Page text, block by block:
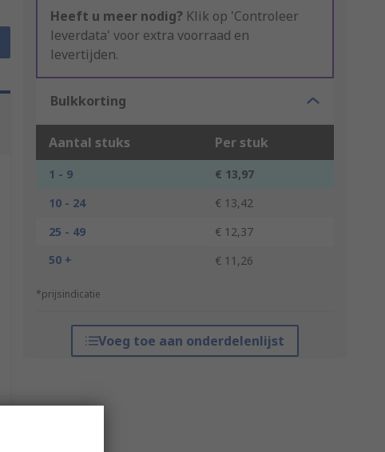
Heeft u meer nodig? Klik op 'Controleer
leverdata' voor extra voorraad en
levertijden.
Bulkkorting
Aantal stuks Per stuk
1 - 9
€ 13,97
10 - 24
€ 13,42
25 - 49
€ 12,37
50 +
€ 11,26
*prijsindicatie
Voeg toe aan onderdelenlijst